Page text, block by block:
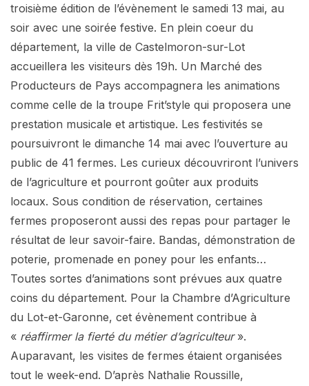
troisième édition de l’évènement le samedi 13 mai, au
soir avec une soirée festive. En plein coeur du
département, la ville de Castelmoron-sur-Lot
accueillera les visiteurs dès 19h. Un Marché des
Producteurs de Pays accompagnera les animations
comme celle de la troupe Frit’style qui proposera une
prestation musicale et artistique. Les festivités se
poursuivront le dimanche 14 mai avec l’ouverture au
public de 41 fermes. Les curieux découvriront l’univers
de l’agriculture et pourront goûter aux produits
locaux. Sous condition de réservation, certaines
fermes proposeront aussi des repas pour partager le
résultat de leur savoir-faire. Bandas, démonstration de
poterie, promenade en poney pour les enfants…
Toutes sortes d’animations sont prévues aux quatre
coins du département. Pour la Chambre d’Agriculture
du Lot-et-Garonne, cet évènement contribue à
« réaffirmer la fierté du métier d’agriculteur ».
Auparavant, les visites de fermes étaient organisées
tout le week-end. D’après Nathalie Roussille,